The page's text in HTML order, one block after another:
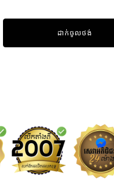
5
ដាក់ចូលថង់